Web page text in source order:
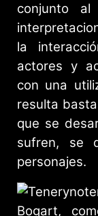
conjunto
la
actores y
con una
resulta
que se
sufren, se
personajes.
Bogart,